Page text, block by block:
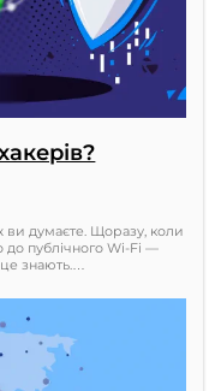
ви думаєте. Щоразу, коли
публічного Wi-Fi —
знають.…